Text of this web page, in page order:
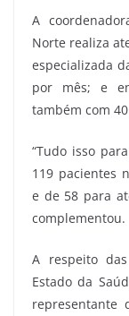
A
Norte realiza
especializada
por mês; e
também com
“Tudo isso
119 pacientes
e de 58 para
complementou.
A respeito
Estado da
representante